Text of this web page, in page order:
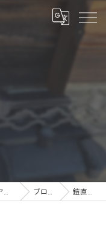
三重県のリフォームなら高品質な工事のアトラ ブログ 鎧直し